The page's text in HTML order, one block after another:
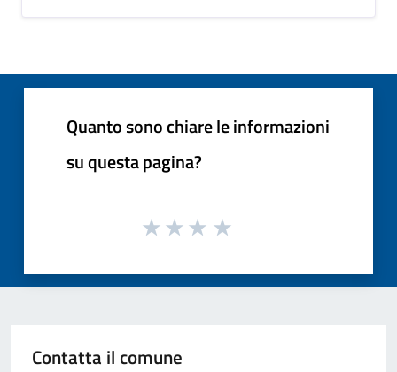
Quanto sono chiare le informazioni
su questa pagina?
Contatta il comune